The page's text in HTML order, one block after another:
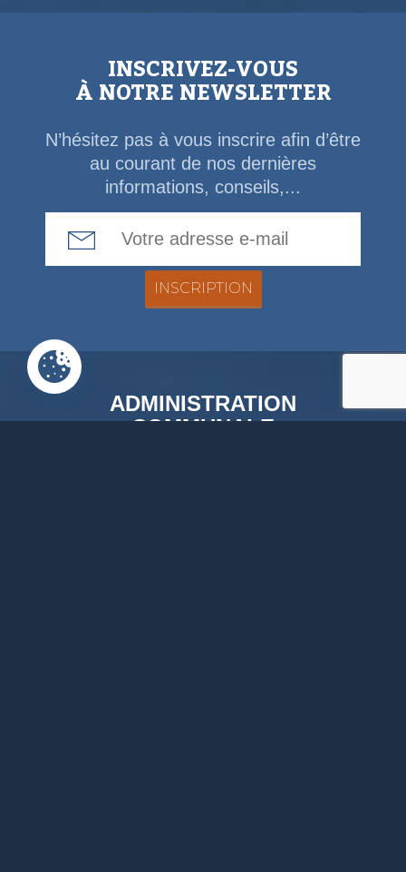
INSCRIVEZ-VOUS
À NOTRE NEWSLETTER
N’hésitez pas à vous inscrire afin d’être
au courant de nos dernières
informations, conseils,...
ADMINISTRATION
COMMUNALE